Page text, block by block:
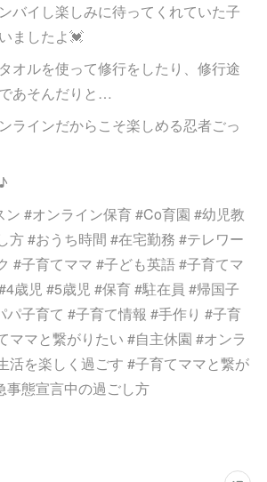
バイし楽しみに待ってくれていた子
ましたよ💓
オルを使って修行をしたり、修行途
あそんだりと…
インだからこそ楽しめる忍者ごっ
#オンライン保育 #Co育園 #幼児教
方 #おうち時間 #在宅勤務 #テレワー
#子育てママ #子ども英語 #子育てマ
歳児 #5歳児 #保育 #駐在員 #帰国子
パ子育て #子育て情報 #手作り #子育
ママと繋がりたい #自主休園 #オンラ
活を楽しく過ごす #子育てママと繋が
事態宣言中の過ごし方